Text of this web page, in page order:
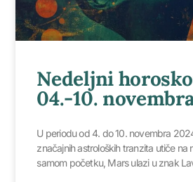
Nedeljni
04.-10.
U periodu od 4. do 10. novembra
značajnih astroloških tranzita utiče na
samom početku, Mars ulazi u znak